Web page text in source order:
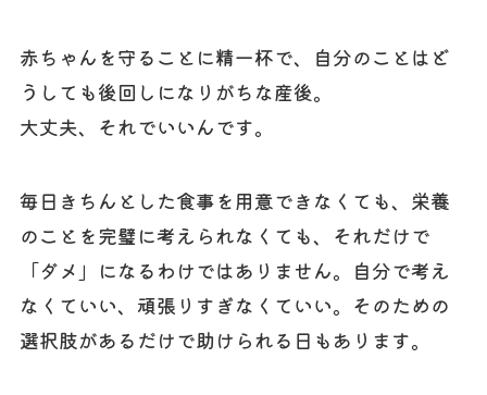
赤ちゃんを守ることに精一杯で、自分のことはど
うしても後回しになりがちな産後。
大丈夫、それでいいんです。
毎日きちんとした食事を用意できなくても、栄養
のことを完璧に考えられなくても、それだけで
「ダメ」になるわけではありません。自分で考え
なくていい、頑張りすぎなくていい。そのための
選択肢があるだけで助けられる日もあります。